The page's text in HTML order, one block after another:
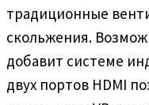
традиционные
скольжения.
добавит системе
двух портов HDMI